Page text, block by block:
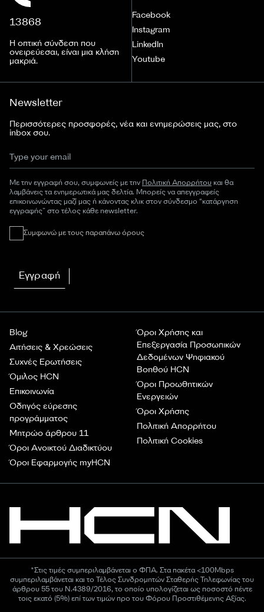
13868
Η οπτική σύνδεση που
ονειρεύεσαι, είναι μια κλήση
μακριά.
Blog
Αιτήσεις & Χρεώσεις
Συχνές Ερωτήσεις
Όμιλος HCN
Επικοινωνία
Οδηγός εύρεσης
προγράμματος
Μητρώο άρθρου 11
Όροι Ανοικτού Διαδικτύου
Όροι Εφαρμογής myHCN
Όροι Χρήσης και
Επεξεργασία Προσωπικών
Δεδομένων Ψηφιακού
Βοηθού HCN
Όροι Προωθητικών
Ενεργειών
Όροι Χρήσης
Πολιτική Απορρήτου
Πολιτική Cookies
Facebook
Instagram
LinkedIn
Youtube
Newsletter
Περισσότερες προσφορές, νέα και ενημερώσεις μας, στο
inbox σου.
Με την εγγραφή σου, συμφωνείς με την Πολιτική Απορρήτου και θα
λαμβάνεις τα ενημερωτικά μας δελτία. Μπορείς να απεγγραφείς
επικοινωνώντας μαζί μας ή κάνοντας κλικ στον σύνδεσμο “κατάργηση
εγγραφής” στο τέλος κάθε newsletter.
Συμφωνώ με τους παραπάνω όρους
Εγγραφή
*Στις τιμές συμπεριλαμβάνεται ο ΦΠΑ. Στα πακέτα <100Mbps
συμπεριλαμβάνεται και το Τέλος Συνδρομητών Σταθερής Τηλεφωνίας του
άρθρου 55 του Ν.4389/2016, το οποίο υπολογίζεται ως ποσοστό πέντε
τοις εκατό (5%) επί των τιμών προ του Φόρου Προστιθέμενης Αξίας.